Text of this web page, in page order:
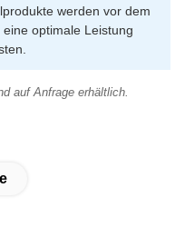
werden vor dem
optimale Leistung
auf Anfrage erhältlich.